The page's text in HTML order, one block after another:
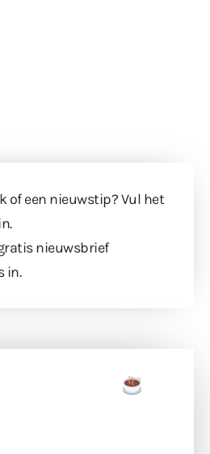
of een nieuwstip? Vul het
nieuwsbrief
in.